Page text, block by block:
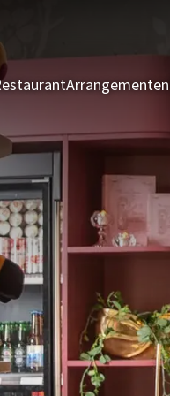
Arrangementen